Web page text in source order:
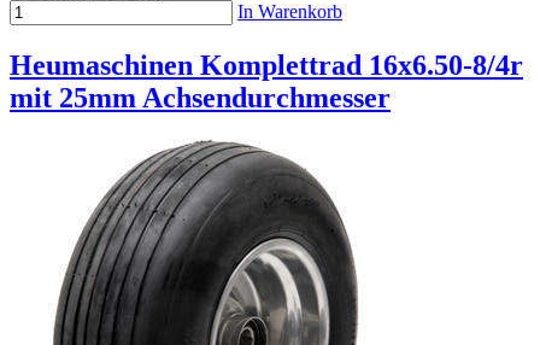
In Warenkorb
Heumaschinen Komplettrad 16x6.50-8/4r
mit 25mm Achsendurchmesser